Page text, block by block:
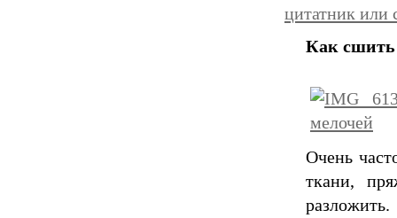
цитатник или
Как сшить
Очень
ткани,